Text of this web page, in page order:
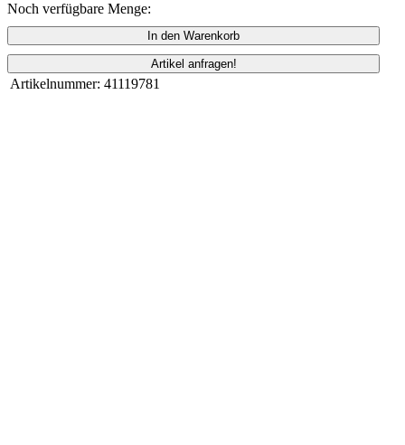
Noch verfügbare Menge:
In den Warenkorb
Artikel anfragen!
Artikelnummer: 41119781